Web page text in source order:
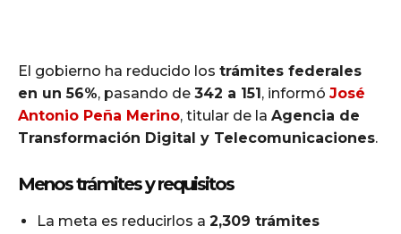
El gobierno ha reducido los trámites federales
en un 56%, pasando de 342 a 151 , informó José
Antonio Peña Merino, titular de la Agencia de
Transformación Digital y Telecomunicaciones.
Menos trámites y requisitos
La meta es reducirlos a 2,309 trámites